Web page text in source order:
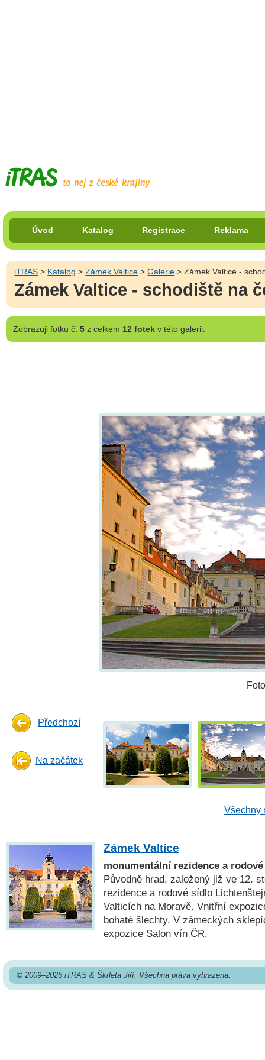
Úvod Katalog Registrace Reklama
iTRAS > Katalog >Zámek Valtice >Galerie > Zámek Valtice -
Zámek Valtice - schodiště na
Zobrazujifotku č. 5z celkem 12 fotekv této galerii.
Předchozí
Na začátek
Všechny
Zámek Valtice
monumentální rezidence a
Původně hrad, založený již ve 12.
rezidence a rodové sídlo
Valticích na Moravě. Vnitřní
bohaté šlechty. V zámeckých
expozice Salon vín ČR.
© 2009–2026 iTRAS & Škrleta Jiří. Všechna práva vyhrazena.